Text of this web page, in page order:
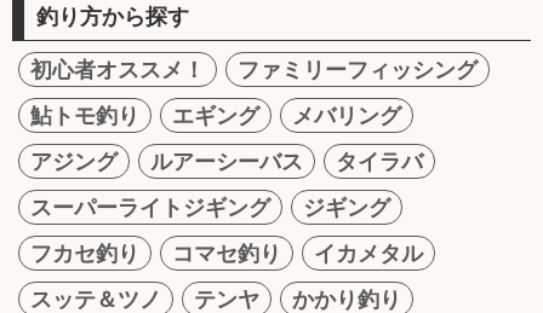
釣り方から探す
初心者オススメ！
ファミリーフィッシング
鮎トモ釣り
エギング
メバリング
アジング
ルアーシーバス
タイラバ
スーパーライトジギング
ジギング
フカセ釣り
コマセ釣り
イカメタル
スッテ＆ツノ
テンヤ
かかり釣り